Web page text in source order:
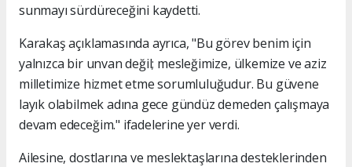
sunmayı sürdüreceğini kaydetti.
Karakaş açıklamasında ayrıca, "Bu görev benim için
yalnızca bir unvan değil; mesleğimize, ülkemize ve aziz
milletimize hizmet etme sorumluluğudur. Bu güvene
layık olabilmek adına gece gündüz demeden çalışmaya
devam edeceğim." ifadelerine yer verdi.
Ailesine, dostlarına ve meslektaşlarına desteklerinden